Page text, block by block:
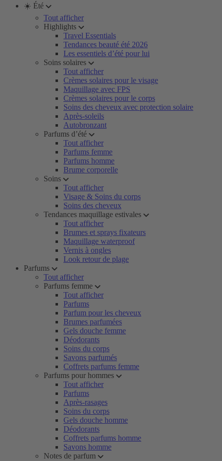
☀️ Été
Tout afficher
Highlights
Travel Essentials
Tendances beauté été 2026
Les essentiels d’été pour lui
Soins solaires
Tout afficher
Crèmes solaires pour le visage
Maquillage avec FPS
Crèmes solaires pour le corps
Soins des cheveux avec protection solaire
Après-soleils
Autobronzant
Parfums d’été
Tout afficher
Parfums femme
Parfums homme
Brume corporelle
Soins
Tout afficher
Visage & Soins du corps
Soins des cheveux
Tendances maquillage estivales
Tout afficher
Brumes et sprays fixateurs
Maquillage waterproof
Vernis à ongles
Look retour de plage
Parfums
Tout afficher
Parfums femme
Tout afficher
Parfums
Parfum pour les cheveux
Brumes parfumées
Gels douche femme
Déodorants
Soins du corps
Savons parfumés
Coffrets parfums femme
Parfums pour hommes
Tout afficher
Parfums
Après-rasages
Soins du corps
Gels douche homme
Déodorants
Coffrets parfums homme
Savons homme
Notes de parfum